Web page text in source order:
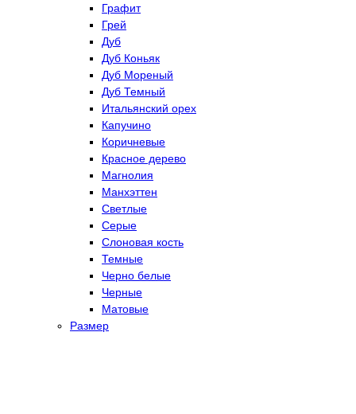
Графит
Грей
Дуб
Дуб Коньяк
Дуб Мореный
Дуб Темный
Итальянский орех
Капучино
Коричневые
Красное дерево
Магнолия
Манхэттен
Светлые
Серые
Слоновая кость
Темные
Черно белые
Черные
Матовые
Размер